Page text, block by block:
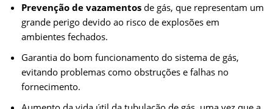
Prevenção de vazamentos de gás, que representam um
grande perigo devido ao risco de explosões em
ambientes fechados.
Garantia do bom funcionamento do sistema de gás,
evitando problemas como obstruções e falhas no
fornecimento.